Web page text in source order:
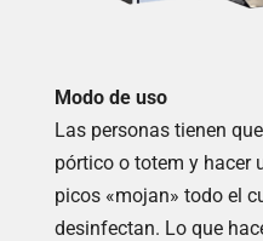
Modo de uso
Las personas tienen
pórtico o totem y hacer
picos «mojan» todo el
desinfectan. Lo que